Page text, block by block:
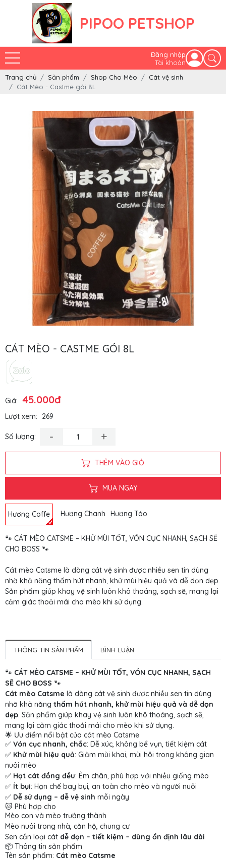
PIPOO PETSHOP
Đăng nhập
Tài khoản
Trang chủ
Sản phẩm Shop Cho Mèo
Cát vệ sinh
Cát Mèo - Castme gói 8L
CÁT MÈO - CASTME GÓI 8L
Giá: 45.000đ
Lượt xem: 269
Số lượng: - +
THÊM VÀO GIỎ
MUA NGAY
Hương Coffe Hương Chanh Hương Táo
🐾 CÁT MÈO CATSME – KHỬ MÙI TỐT, VÓN CỤC NHANH, SẠCH SẼ
CHO BOSS 🐾
Cát mèo Catsme là dòng cát vệ sinh được nhiều sen tin dùng
nhờ khả năng thấm hút nhanh, khử mùi hiệu quả và dễ dọn dẹp.
Sản phẩm giúp khay vệ sinh luôn khô thoáng, sạch sẽ, mang lại
cảm giác thoải mái cho mèo khi sử dụng.
THÔNG TIN SẢN PHẨM BÌNH LUẬN
🐾 CÁT MÈO CATSME – KHỬ MÙI TỐT, VÓN CỤC NHANH, SẠCH
SẼ CHO BOSS 🐾
Cát mèo Catsme là dòng cát vệ sinh được nhiều sen tin dùng
nhờ khả năng thấm hút nhanh, khử mùi hiệu quả và dễ dọn
dẹp. Sản phẩm giúp khay vệ sinh luôn khô thoáng, sạch sẽ,
mang lại cảm giác thoải mái cho mèo khi sử dụng.
🌟 Ưu điểm nổi bật của cát mèo Catsme
✅ Vón cục nhanh, chắc: Dễ xúc, không bể vụn, tiết kiệm cát
✅ Khử mùi hiệu quả: Giảm mùi khai, mùi hôi trong không gian
nuôi mèo
✅ Hạt cát đồng đều: Êm chân, phù hợp với nhiều giống mèo
✅ Ít bụi: Hạn chế bay bụi, an toàn cho mèo và người nuôi
✅ Dễ sử dụng – dễ vệ sinh mỗi ngày
🐱 Phù hợp cho
Mèo con và mèo trưởng thành
Mèo nuôi trong nhà, căn hộ, chung cư
Sen cần loại cát dễ dọn – tiết kiệm – dùng ổn định lâu dài
📦 Thông tin sản phẩm
Tên sản phẩm: Cát mèo Catsme